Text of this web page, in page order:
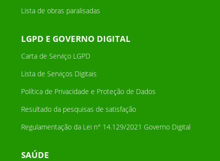
Lista de obras paralisadas
LGPD E GOVERNO DIGITAL
Carta de Serviço LGPD
Lista de Serviços Digitais
Política de Privacidade e Proteção de Dados
Resultado da pesquisas de satisfação
Regulamentação da Lei n° 14.129/2021 Governo Digital
SAÚDE